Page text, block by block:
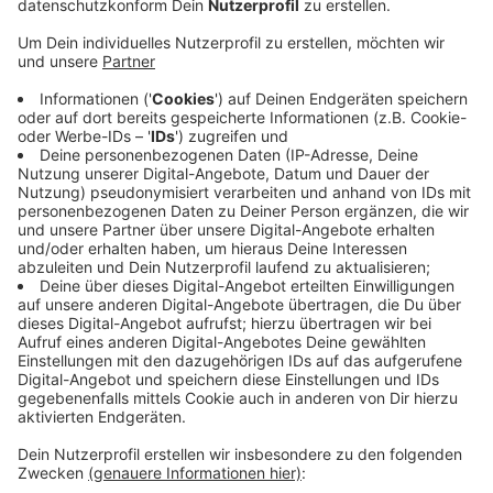
Anzeige
Das sind ähnlich viele wie im Jahr davor. Wenn Eltern
wegen ihrer Kinder eine Auszeit vom Job nehmen,
springt der Staat ein. Im Rhein-Kreis Neuss belaufen
sich die Ausgaben für dieses Jahr auf rund 34 Millionen
Euro. Das sind rund 2 Millionen Euro mehr als im Jahr
davor, da sich die Gelder immer auf alle Beiträge
beziehen. Und die passen sich dem Netto-Einkommen
des Antragstellers an. Das Geld selbst kommt vom
Bund und nicht vom Kreis. Auch viele Väter haben
dieses Jahr Elterngeld beantragt. Insgesamt waren es
rund 1.500. Mehr Elterngeld-Infos gibt es hier.